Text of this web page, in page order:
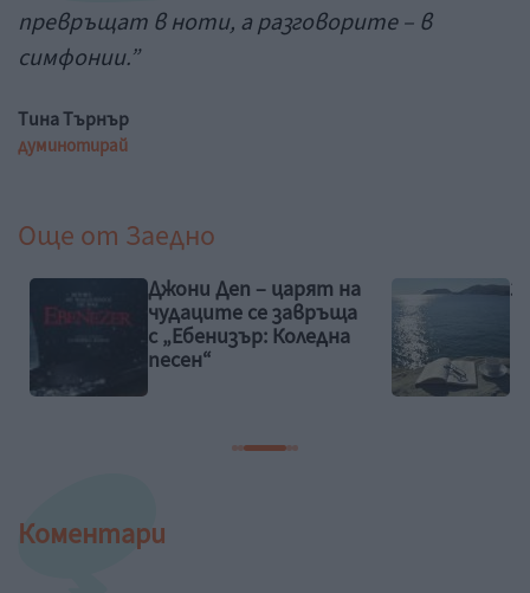
превръщат в ноти, а разговорите – в
симфонии.”
Тина Търнър
думинотирай
Още от Заедно
Джони Деп – царят на
чудаците се завръща
с „Ебенизър: Коледна
песен“
Коментари